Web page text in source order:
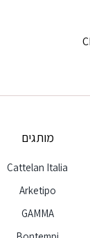
מותגים
Cattelan Italia
Arketipo
GAMMA